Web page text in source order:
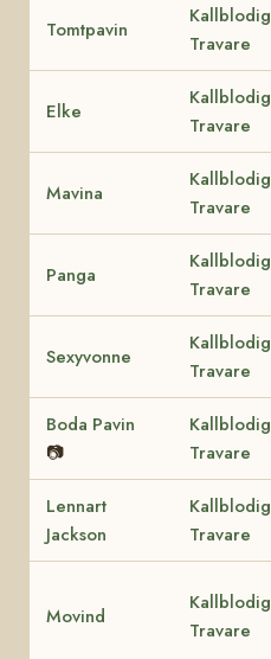
Tomtpavin
Kallblodig
Travare
Elke
Kallblodig
Travare
Mavina
Kallblodig
Travare
Panga
Kallblodig
Travare
Sexyvonne
Kallblodig
Travare
Boda Pavin
📷
Kallblodig
Travare
Lennart
Jackson
Kallblodig
Travare
Movind
Kallblodig
Travare